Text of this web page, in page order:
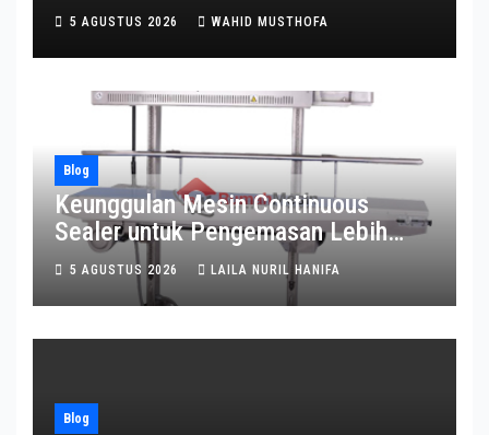
5 AGUSTUS 2026 WAHID MUSTHOFA
Blog
Keunggulan Mesin Continuous
Sealer untuk Pengemasan Lebih
Efisien
5 AGUSTUS 2026 LAILA NURIL HANIFA
Blog